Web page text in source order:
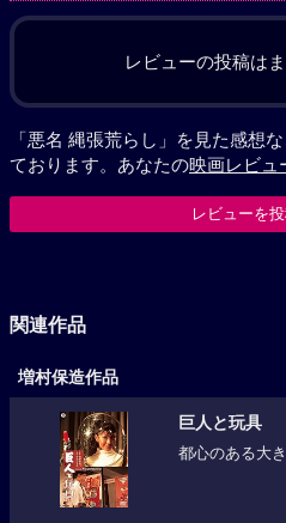
レビューの投稿は
「悪名 縄張荒らし」を見た感想
ております。あなたの映画レビュ
レビューを
関連作品
増村保造作品
巨人と玩具
都心のある大